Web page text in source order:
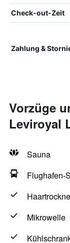
Check-out-Zeit
Zahlung &
Vorzüge
Leviroyal
Sauna
Flughafen-
Mikrowelle